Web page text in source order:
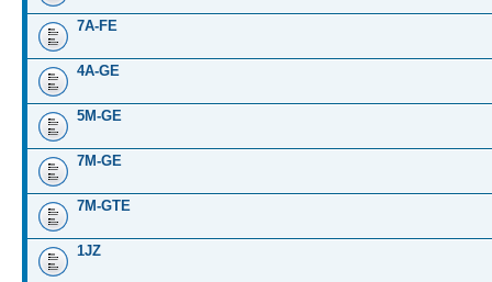
7A-FE
4A-GE
5M-GE
7M-GE
7M-GTE
1JZ